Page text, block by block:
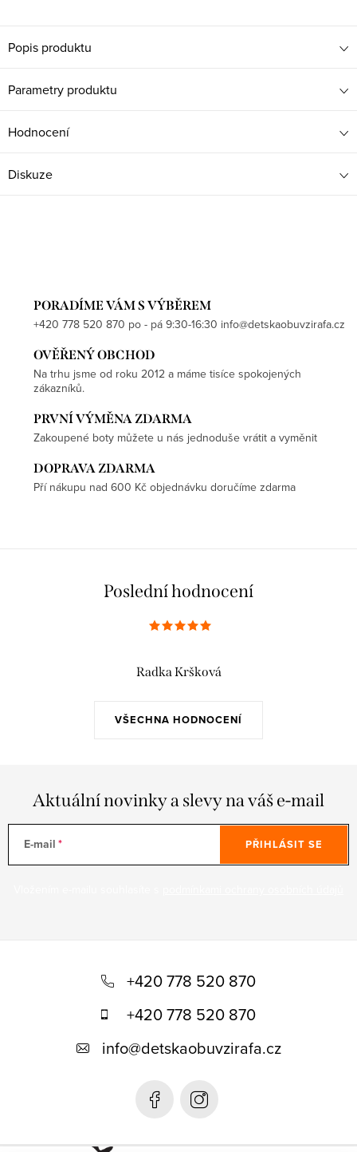
Popis produktu
Parametry produktu
Hodnocení
Diskuze
PORADÍME VÁM S VÝBĚREM
+420 778 520 870 po - pá 9:30-16:30 info@detskaobuvzirafa.cz
OVĚŘENÝ OBCHOD
Na trhu jsme od roku 2012 a máme tisíce spokojených
zákazníků.
PRVNÍ VÝMĚNA ZDARMA
Zakoupené boty můžete u nás jednoduše vrátit a vyměnit
DOPRAVA ZDARMA
Pří nákupu nad 600 Kč objednávku doručíme zdarma
Poslední hodnocení
VŠECHNA HODNOCENÍ
Radka Kršková
Aktuální novinky a slevy na váš e-mail
E-mail PŘIHLÁSIT SE
+420 778 520 870
+420 778 520 870
info@detskaobuvzirafa.cz